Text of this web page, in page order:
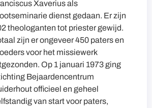
Xaverius als
dienst gedaan. Er zijn
theologanten tot priester gewijd.
zijn er ongeveer 450 paters en
voor het missiewerk
Op 1 januari 1973 ging
Bejaardencentrum
officieel en geheel
van start voor paters,